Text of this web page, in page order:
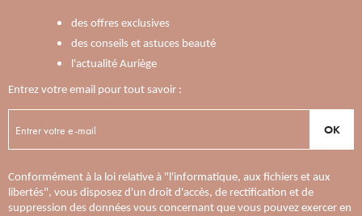
des offres exclusives
des conseils et astuces beauté
l'actualité Auriège
Entrez votre email pour tout savoir :
OK
Conformément à la loi relative à "l'informatique, aux fichiers et aux
libertés", vous disposez d'un droit d'accès, de rectification et de
suppression des données vous concernant que vous pouvez exercer en